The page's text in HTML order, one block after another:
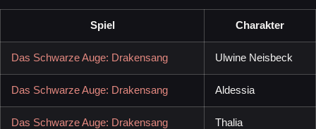
Spiel Charakter
Das Schwarze Auge: Drakensang Ulwine Neisbeck
Das Schwarze Auge: Drakensang Aldessia
Das Schwarze Auge: Drakensang Thalia